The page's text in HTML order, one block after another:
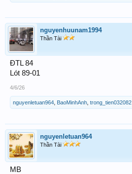
nguyenhuunam1994
Thần Tài
ĐTL 84
Lót 89-01
4/6/26
nguyenletuan964 BaoMinhAnh trong_tien032082
nguyenletuan964
Thần Tài
MB